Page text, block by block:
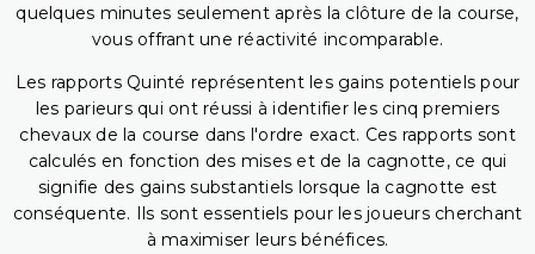
quelques minutes seulement après la clôture de la course,
vous offrant une réactivité incomparable.
Les rapports Quinté représentent les gains potentiels pour
les parieurs qui ont réussi à identifier les cinq premiers
chevaux de la course dans l'ordre exact. Ces rapports sont
calculés en fonction des mises et de la cagnotte, ce qui
signifie des gains substantiels lorsque la cagnotte est
conséquente. Ils sont essentiels pour les joueurs cherchant
à maximiser leurs bénéfices.